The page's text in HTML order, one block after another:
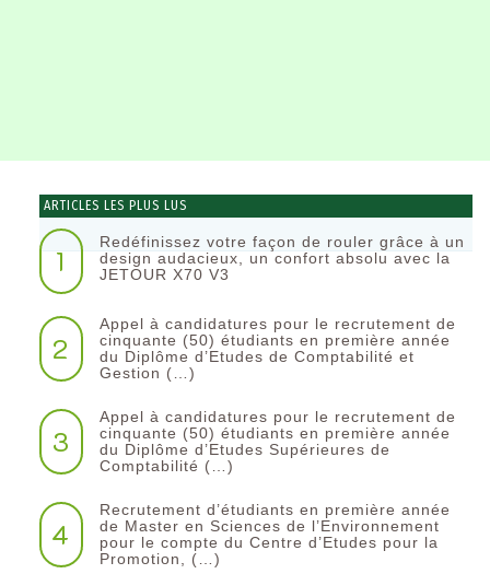
ARTICLES LES PLUS LUS
1
Redéfinissez votre façon de rouler grâce à un
design audacieux, un confort absolu avec la
JETOUR X70 V3
2
Appel à candidatures pour le recrutement de
cinquante (50) étudiants en première année
du Diplôme d’Etudes de Comptabilité et
Gestion (…)
3
Appel à candidatures pour le recrutement de
cinquante (50) étudiants en première année
du Diplôme d’Etudes Supérieures de
Comptabilité (…)
4
Recrutement d’étudiants en première année
de Master en Sciences de l’Environnement
pour le compte du Centre d’Etudes pour la
Promotion, (…)